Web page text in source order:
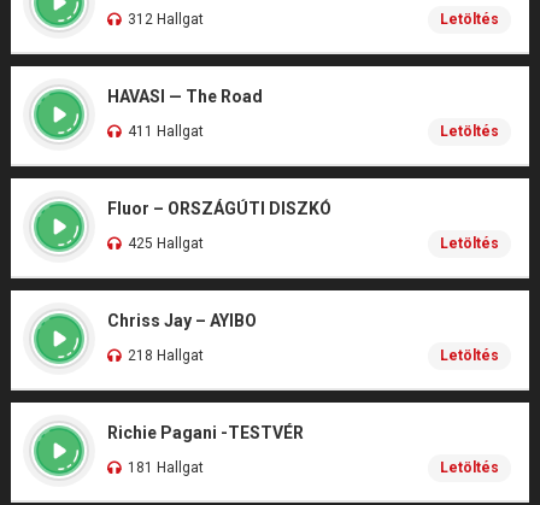
312 Hallgat Letöltés
HAVASI — The Road
411 Hallgat Letöltés
Fluor – ORSZÁGÚTI DISZKÓ
425 Hallgat Letöltés
Chriss Jay – AYIBO
218 Hallgat Letöltés
Richie Pagani -TESTVÉR
181 Hallgat Letöltés